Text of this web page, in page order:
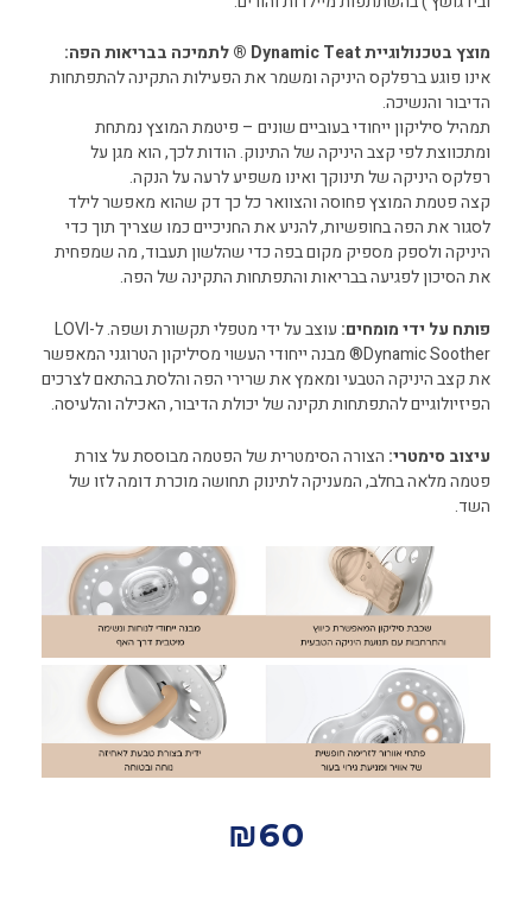
מוצץ בטכנולוגיית Dynamic Teat ® לתמיכה בבריאות הפה:
אינו פוגע ברפלקס היניקה ומשמר את הפעילות התקינה להתפתחות
הדיבור והנשיכה.
תמהיל סיליקון ייחודי בעוביים שונים – פיטמת המוצץ נמתחת
ומתכווצת לפי קצב היניקה של התינוק. הודות לכך, הוא מגן על
רפלקס היניקה של תינוקך ואינו משפיע לרעה על הנקה.
קצה פטמת המוצץ פחוסה והצוואר כל כך דק שהוא מאפשר לילד
לסגור את הפה בחופשיות, להניע את החניכיים כמו שצריך תוך כדי
היניקה ולספק מספיק מקום בפה כדי שהלשון תעבוד, מה שמפחית
את הסיכון לפגיעה בבריאות והתפתחות התקינה של הפה.
פותח על ידי מומחים:
עוצב על ידי מטפלי תקשורת ושפה. ל-LOVI
Dynamic Soother® מבנה ייחודי העשוי מסיליקון הטרוגני המאפשר
את קצב היניקה הטבעי ומאמץ את שרירי הפה והלסת בהתאם לצרכים
הפיזיולוגיים להתפתחות תקינה של יכולת הדיבור, האכילה והלעיסה.
עיצוב סימטרי: הצורה הסימטרית של הפטמה מבוססת על צורת
פטמה מלאה בחלב, המעניקה לתינוק תחושה מוכרת דומה לזו של
השד.
₪60